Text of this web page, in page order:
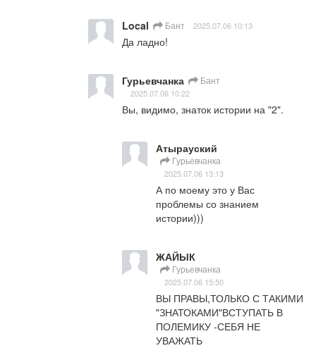
Local Бант 2025.07.06 10:13
Да ладно!
Гурьевчанка Бант
2025.07.06 10:22
Вы, видимо, знаток истории на "2".
Атырауский
Гурьевчанка
2025.07.06 13:13
А по моему это у Вас
проблемы со знанием
истории)))
ЖАЙЫК
Гурьевчанка
2025.07.06 15:50
ВЫ ПРАВЫ,ТОЛЬКО С ТАКИМИ
"ЗНАТОКАМИ"ВСТУПАТЬ В
ПОЛЕМИКУ -СЕБЯ НЕ
УВАЖАТЬ